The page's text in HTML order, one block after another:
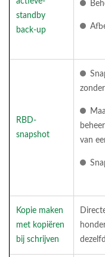
standby
back-up
RBD-
snapshot
van
Kopie maken
met kopiëren
bij schrijven